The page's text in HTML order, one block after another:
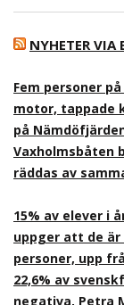
NYHETER VIA
Fem personer
motor, tappade
på
Vaxholmsbåten
räddas av
15% av elever i
uppger att de
personer, upp
22,6% av
negativa, Petra